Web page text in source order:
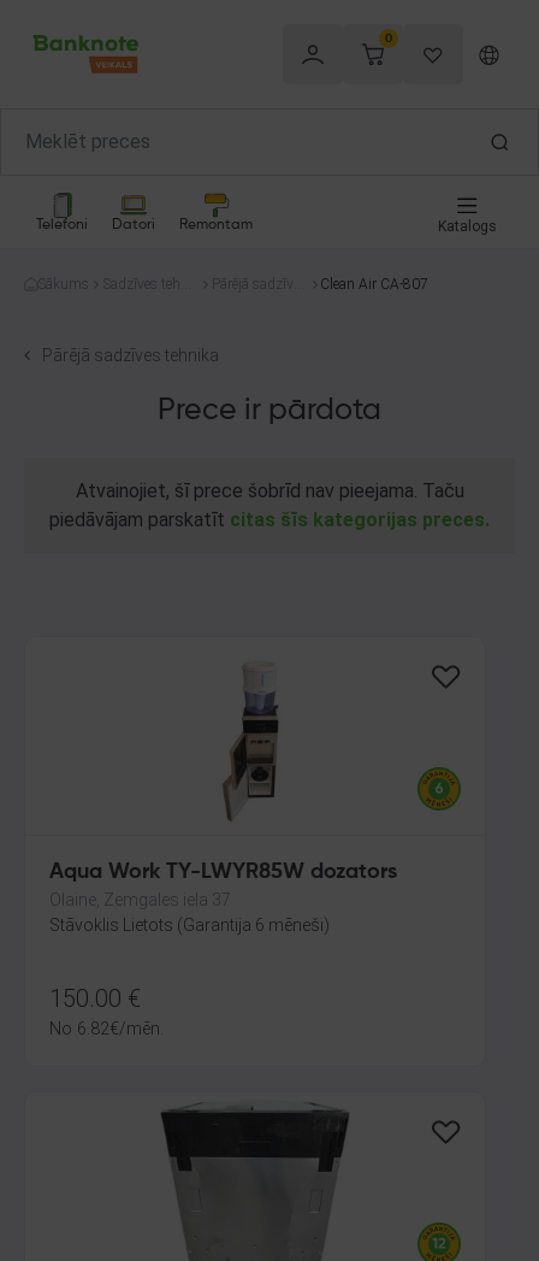
0
Telefoni Datori Remontam Katalogs
Sākums
Sadzīves tehni
Pārējā sadzīves
Clean Air CA-807
Pārējā sadzīves tehnika
Prece ir pārdota
Atvainojiet, šī prece šobrīd nav pieejama. Taču
piedāvājam parskatīt citas šīs kategorijas preces.
Aqua Work TY-LWYR85W dozators
Olaine, Zemgales iela 37
Stāvoklis Lietots (Garantija 6 mēneši)
150.00 €
No 6.82€/mēn.